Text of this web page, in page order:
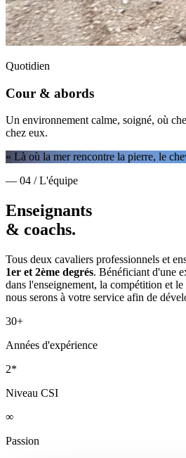
Quotidien
Cour & abords
Un environnement calme, soigné, où
chez eux.
« Là où la mer rencontre la pierre, le
— 04 / L'équipe
Enseignants
& coachs.
Tous deux cavaliers professionnels et
1er et 2ème degrés. Bénéficiant d'une
dans l'enseignement, la compétition et
nous serons à votre service afin de
30+
Années d'expérience
2*
Niveau CSI
∞
Passion